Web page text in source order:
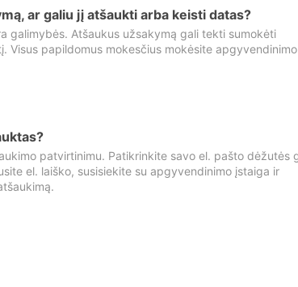
ar galiu jį atšaukti arba keisti datas?
galimybės. Atšaukus užsakymą gali tekti sumokėti
papildomus mokesčius mokėsite
patvirtinimu. Patikrinkite savo el. pašto dėžutės
el. laiško, susisiekite su apgyvendinimo įstaiga ir